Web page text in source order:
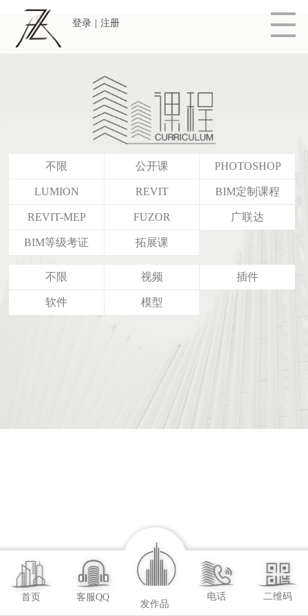
登录 注册
不限 公开课 PHOTOSHOP
LUMION REVIT BIM定制课程
REVIT-MEP FUZOR 广联达
BIM等级考证 拓展课
不限 视频 插件
软件 模型
首页 客服QQ
发作品
电话 二维码